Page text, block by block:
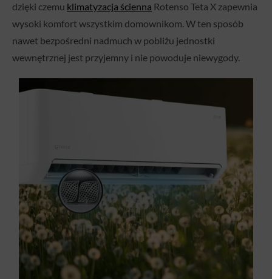
dzięki czemu klimatyzacja ścienna Rotenso Teta X zapewnia
wysoki komfort wszystkim domownikom. W ten sposób
nawet bezpośredni nadmuch w pobliżu jednostki
wewnętrznej jest przyjemny i nie powoduje niewygody.